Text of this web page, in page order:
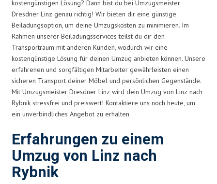
kostengünstigen Lösung? Dann bist du bei Umzugsmeister
Dresdner Linz genau richtig! Wir bieten dir eine günstige
Beiladungsoption, um deine Umzugskosten zu minimieren. Im
Rahmen unserer Beiladungsservices teilst du dir den
Transportraum mit anderen Kunden, wodurch wir eine
kostengünstige Lösung für deinen Umzug anbieten können. Unsere
erfahrenen und sorgfältigen Mitarbeiter gewährleisten einen
sicheren Transport deiner Möbel und persönlichen Gegenstände.
Mit Umzugsmeister Dresdner Linz wird dein Umzug von Linz nach
Rybnik stressfrei und preiswert! Kontaktiere uns noch heute, um
ein unverbindliches Angebot zu erhalten.
Erfahrungen zu einem
Umzug von Linz nach
Rybnik